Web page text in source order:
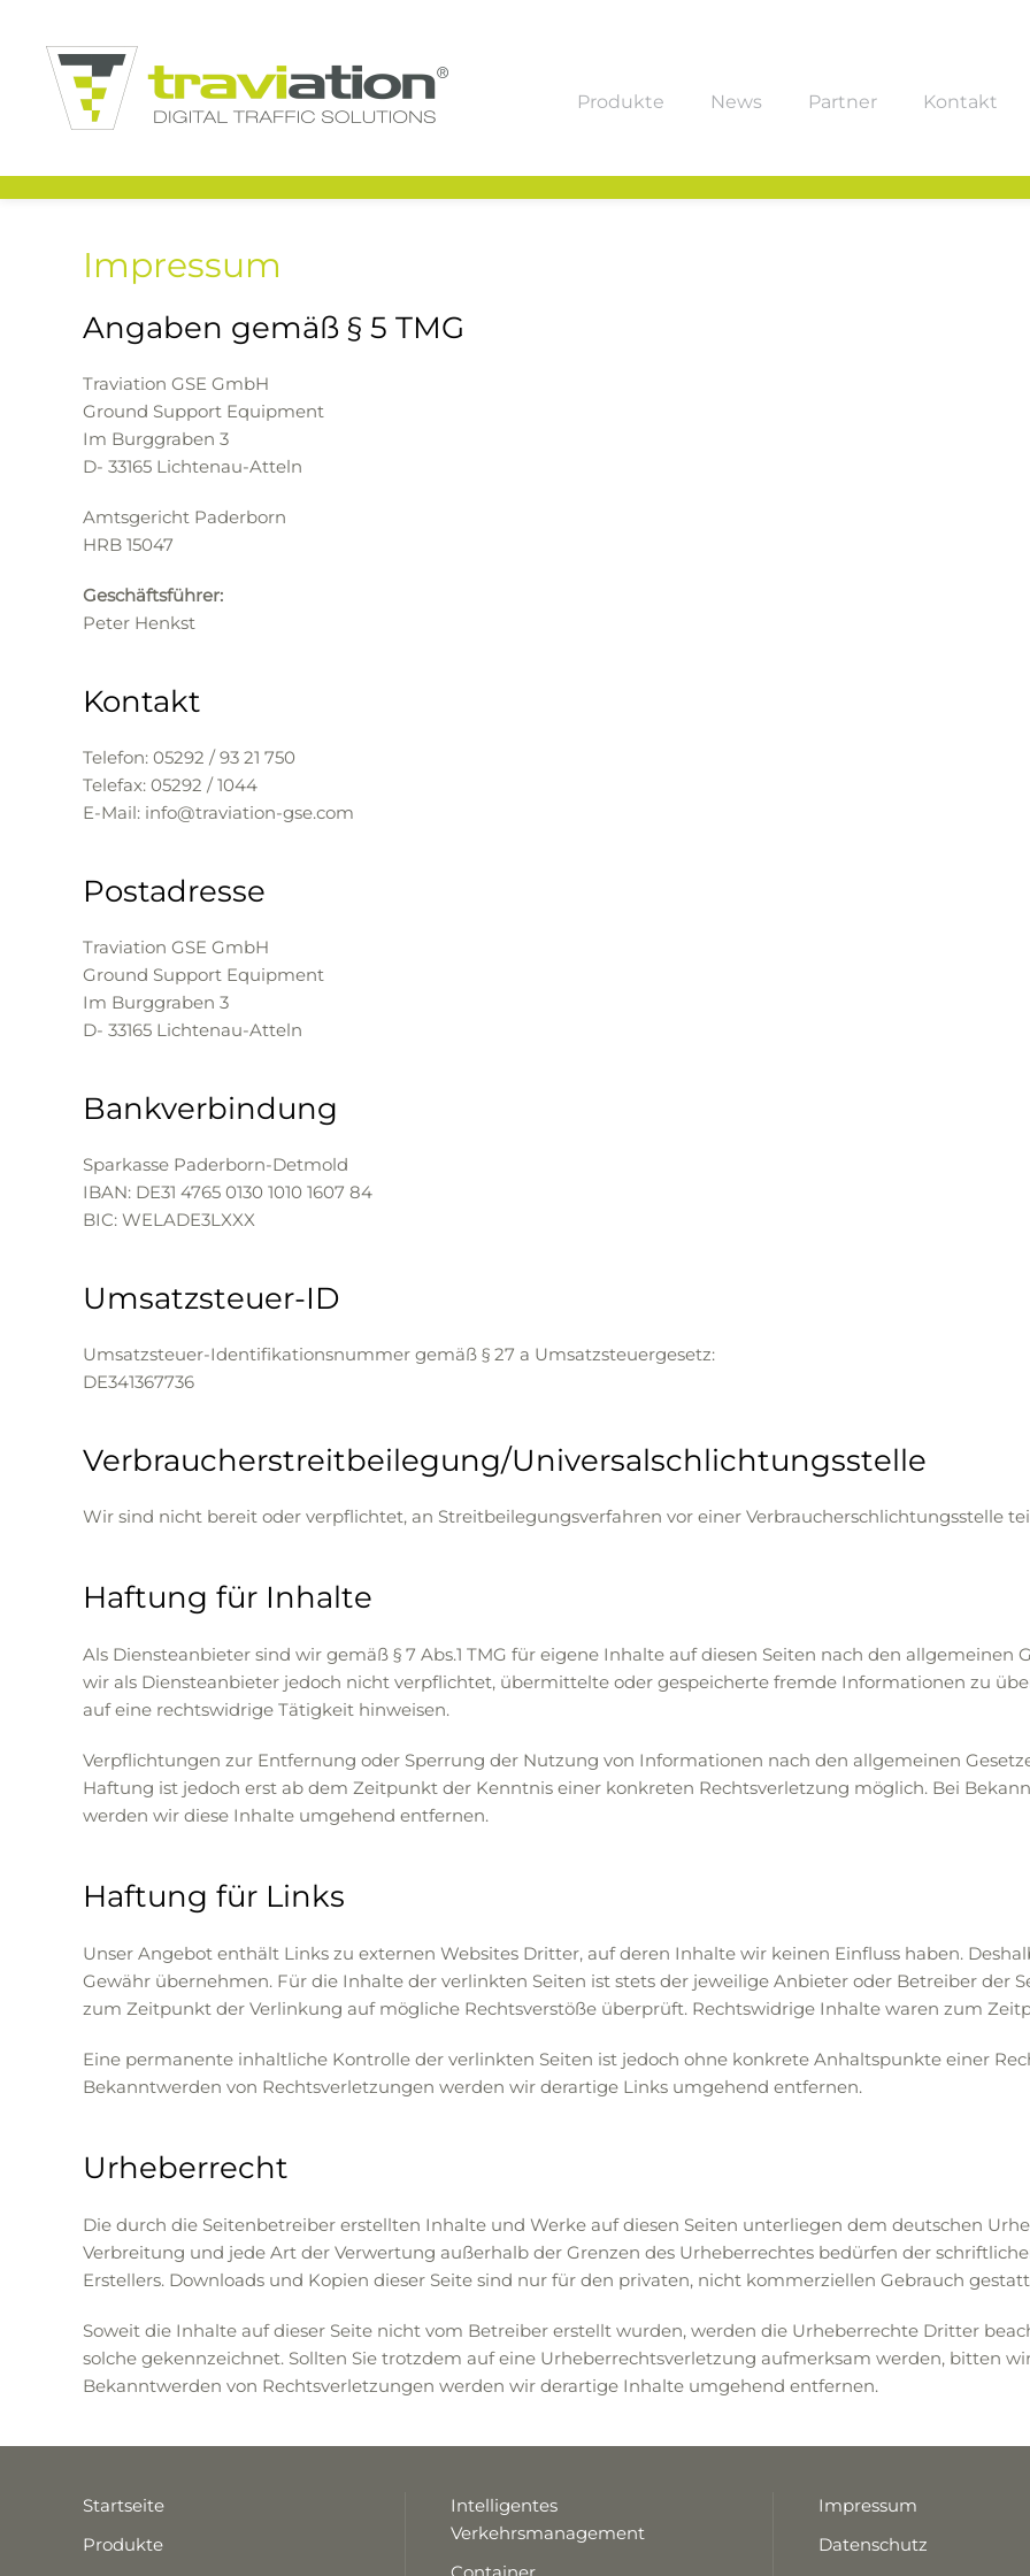
Zum Hauptinhalt springen
Produkte News Partner Kontakt
Impressum
Angaben gemäß § 5 TMG
Traviation GSE GmbH
Ground Support Equipment
Im Burggraben 3
D- 33165 Lichtenau-Atteln
Amtsgericht Paderborn
HRB 15047
Geschäftsführer:
Peter Henkst
Kontakt
Telefon: 05292 / 93 21 750
Telefax: 05292 / 1044
E-Mail: info@traviation-gse.com
Postadresse
Traviation GSE GmbH
Ground Support Equipment
Im Burggraben 3
D- 33165 Lichtenau-Atteln
Bankverbindung
Sparkasse Paderborn-Detmold
IBAN: DE31 4765 0130 1010 1607 84
BIC: WELADE3LXXX
Umsatzsteuer-ID
Umsatzsteuer-Identifikationsnummer gemäß § 27 a Umsatzsteuergesetz:
DE341367736
Verbraucher­streit­beilegung/Universal­schlichtungs­stelle
Wir sind nicht bereit oder verpflichtet, an Streitbeilegungsverfahren vor einer Verbraucherschlichtungsstelle
Haftung für Inhalte
Als Diensteanbieter sind wir gemäß § 7 Abs.1 TMG für eigene Inhalte auf diesen Seiten nach den allgemeinen
wir als Diensteanbieter jedoch nicht verpflichtet, übermittelte oder gespeicherte fremde Informationen zu
auf eine rechtswidrige Tätigkeit hinweisen.
Verpflichtungen zur Entfernung oder Sperrung der Nutzung von Informationen nach den allgemeinen
Haftung ist jedoch erst ab dem Zeitpunkt der Kenntnis einer konkreten Rechtsverletzung möglich. Bei
werden wir diese Inhalte umgehend entfernen.
Haftung für Links
Unser Angebot enthält Links zu externen Websites Dritter, auf deren Inhalte wir keinen Einfluss haben.
Gewähr übernehmen. Für die Inhalte der verlinkten Seiten ist stets der jeweilige Anbieter oder Betreiber der
zum Zeitpunkt der Verlinkung auf mögliche Rechtsverstöße überprüft. Rechtswidrige Inhalte waren zum
Eine permanente inhaltliche Kontrolle der verlinkten Seiten ist jedoch ohne konkrete Anhaltspunkte einer
Bekanntwerden von Rechtsverletzungen werden wir derartige Links umgehend entfernen.
Urheberrecht
Die durch die Seitenbetreiber erstellten Inhalte und Werke auf diesen Seiten unterliegen dem deutschen
Verbreitung und jede Art der Verwertung außerhalb der Grenzen des Urheberrechtes bedürfen der
Erstellers. Downloads und Kopien dieser Seite sind nur für den privaten, nicht kommerziellen Gebrauch
Soweit die Inhalte auf dieser Seite nicht vom Betreiber erstellt wurden, werden die Urheberrechte Dritter
solche gekennzeichnet. Sollten Sie trotzdem auf eine Urheberrechtsverletzung aufmerksam werden, bitten
Bekanntwerden von Rechtsverletzungen werden wir derartige Inhalte umgehend entfernen.
Startseite
Produkte
Intelligentes
Verkehrsmanagement
Impressum
Datenschutz